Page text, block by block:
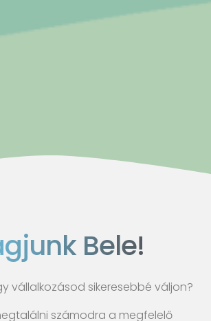
Bele!
vállalkozásod sikeresebbé váljon?
számodra a megfelelő